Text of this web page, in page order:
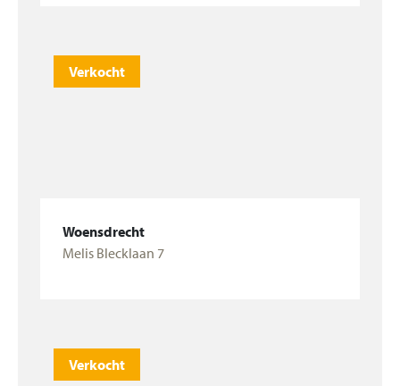
Verkocht
Woensdrecht
Melis Blecklaan 7
Verkocht